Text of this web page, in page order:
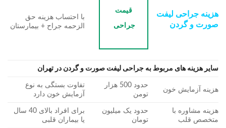
هزینه جراحی لیفت
صورت و گردن
قیمت
جراحی
با احتساب هزینه حق
الزحمه جراح + بیمارستان
سایر هزینه های مربوط به جراحی لیفت صورت و گردن در تهران
هزینه آزمایش خون
حدود 500 هزار
تومن
تفاوت بستگی به نوع
آزمایش خون دارد
هزینه مشاوره با
متخصص قلب
حدود یک میلیون
تومان
برای افراد بالای 40 سال
یا بیماران قلبی